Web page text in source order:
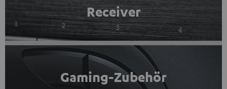
Receiver
Gaming-Zubehör